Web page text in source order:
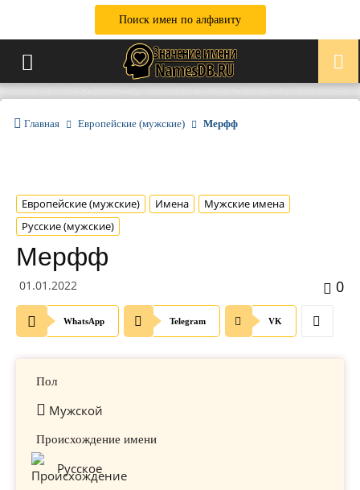
Поиск имен по алфавиту
Главная Европейские (мужские) Мерфф
Европейские (мужские) Имена
Мужские имена
Русские (мужские)
Мерфф
01.01.2022 0
WhatsApp Telegram VK
Пол
Мужской
Происхождение имени
Русское